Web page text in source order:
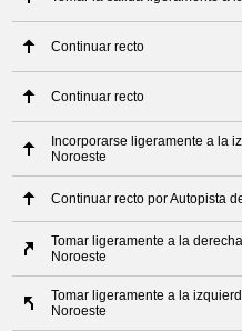
Continuar recto
Continuar recto
Incorporarse ligeramente a la
Noroeste
Continuar recto por Autopista
Tomar ligeramente a la
Noroeste
Tomar ligeramente a la
Noroeste